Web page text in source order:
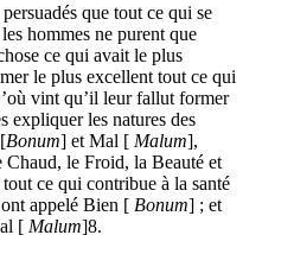
que tout ce qui se
hommes ne purent que
ce qui avait le plus
le plus excellent tout ce qui
vint qu’il leur fallut former
expliquer les natures des
Bonum] et Mal [ Malum],
le Froid, la Beauté et
ce qui contribue à la santé
appelé Bien [ Bonum] ; et
[ Malum]8.